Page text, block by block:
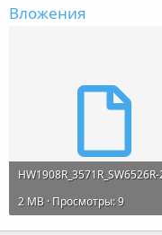
Вложения
2 MB · Просмотры: 9